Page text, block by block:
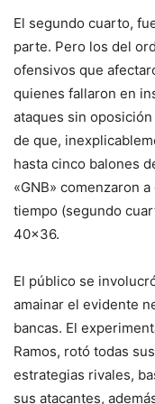
El segundo cuarto,
parte. Pero los del
ofensivos que
quienes fallaron en
ataques sin
de que,
hasta cinco balones
«GNB» comenzaron
tiempo (segundo
40×36.
El público se
amainar el evidente
bancas. El
Ramos, rotó todas
estrategias rivales,
sus atacantes,